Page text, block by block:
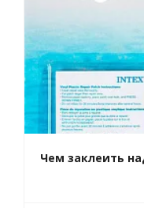
Чем заклеить